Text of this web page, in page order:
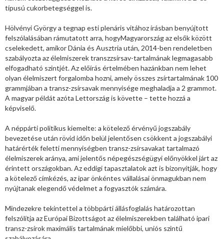
típusú cukorbetegséggel is.
Hölvényi György a tegnap esti plenáris vitához írásban benyújtott
felszólalásában rámutatott arra, hogyMagyarország az elsők között
cselekedett, amikor Dánia és Ausztria után, 2014-ben rendeletben
szabályozta az élelmiszerek transzzsírsav-tartalmának legmagasabb
elfogadható szintjét. Az előírás értelmében hazánkban nem lehet
olyan élelmiszert forgalomba hozni, amely összes zsírtartalmának 100
grammjában a transz-zsírsavak mennyisége meghaladja a 2 grammot.
A magyar példát azóta Lettország is követte – tette hozzá a
képviselő.
A néppárti politikus kiemelte: a kötelező érvényű jogszabály
bevezetése után rövid időn belül jelentősen csökkent a jogszabályi
határérték feletti mennyiségben transz-zsírsavakat tartalmazó
élelmiszerek aránya, ami jelentős népegészségügyi előnyökkel járt az
érintett országokban. Az eddigi tapasztalatok azt is bizonyítják, hogy
a kötelező címkézés, az ipar önkéntes vállalásai önmagukban nem
nyújtanak elegendő védelmet a fogyasztók számára.
Mindezekre tekintettel a többpárti állásfoglalás határozottan
felszólítja az Európai Bizottságot az élelmiszerekben található ipari
transz-zsírok maximális tartalmának mielőbbi, uniós szintű